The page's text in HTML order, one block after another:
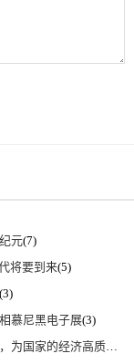
元(7)
将要到来(5)
(3)
慕尼黑电子展(3)
电气集团党委书记、董事长吴磊来访